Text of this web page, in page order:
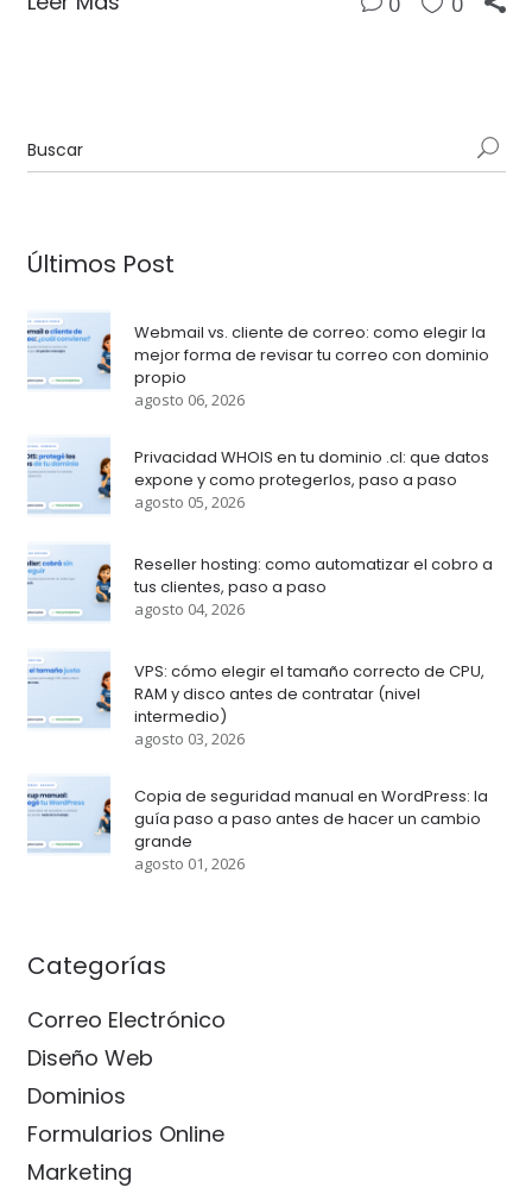
Últimos Post
Webmail vs. cliente de correo: como elegir la
mejor forma de revisar tu correo con dominio
propio
agosto 06, 2026
Privacidad WHOIS en tu dominio .cl: que datos
expone y como protegerlos, paso a paso
agosto 05, 2026
Reseller hosting: como automatizar el cobro a
tus clientes, paso a paso
agosto 04, 2026
VPS: cómo elegir el tamaño correcto de CPU,
RAM y disco antes de contratar (nivel
intermedio)
agosto 03, 2026
Copia de seguridad manual en WordPress: la
guía paso a paso antes de hacer un cambio
grande
agosto 01, 2026
Categorías
Correo Electrónico
Diseño Web
Dominios
Formularios Online
Marketing